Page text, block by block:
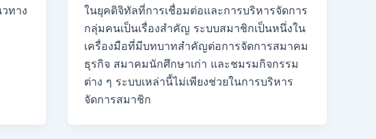
ทาง
ในยุคดิจิทัลที่การเชื่อมต่อและการบริหารจัดการ
กลุ่มคนเป็นเรื่องสำคัญ ระบบสมาชิกเป็นหนึ่งใน
เครื่องมือที่มีบทบาทสำคัญต่อการจัดการสมาคม
ธุรกิจ สมาคมนักศึกษาเก่า และชมรมกิจกรรม
ต่าง ๆ ระบบเหล่านี้ไม่เพียงช่วยในการบริหาร
จัดการสมาชิก